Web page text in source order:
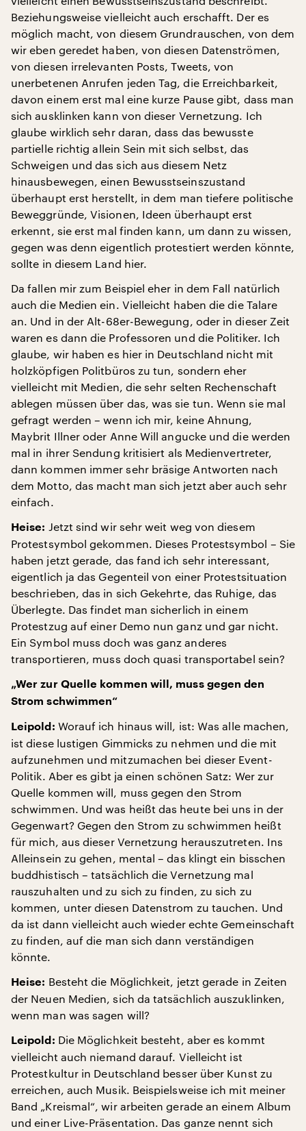
Beziehungsweise vielleicht auch erschafft. Der es
möglich macht, von diesem Grundrauschen, von dem
wir eben geredet haben, von diesen Datenströmen,
von diesen irrelevanten Posts, Tweets, von
unerbetenen Anrufen jeden Tag, die Erreichbarkeit,
davon einem erst mal eine kurze Pause gibt, dass man
sich ausklinken kann von dieser Vernetzung. Ich
glaube wirklich sehr daran, dass das bewusste
partielle richtig allein Sein mit sich selbst, das
Schweigen und das sich aus diesem Netz
hinausbewegen, einen Bewusstseinszustand
überhaupt erst herstellt, in dem man tiefere politische
Beweggründe, Visionen, Ideen überhaupt erst
erkennt, sie erst mal finden kann, um dann zu wissen,
gegen was denn eigentlich protestiert werden könnte,
sollte in diesem Land hier.
Da fallen mir zum Beispiel eher in dem Fall natürlich
auch die Medien ein. Vielleicht haben die die Talare
an. Und in der Alt-68er-Bewegung, oder in dieser Zeit
waren es dann die Professoren und die Politiker. Ich
glaube, wir haben es hier in Deutschland nicht mit
holzköpfigen Politbüros zu tun, sondern eher
vielleicht mit Medien, die sehr selten Rechenschaft
ablegen müssen über das, was sie tun. Wenn sie mal
gefragt werden – wenn ich mir, keine Ahnung,
Maybrit Illner oder Anne Will angucke und die werden
mal in ihrer Sendung kritisiert als Medienvertreter,
dann kommen immer sehr bräsige Antworten nach
dem Motto, das macht man sich jetzt aber auch sehr
einfach.
Heise: Jetzt sind wir sehr weit weg von diesem
Protestsymbol gekommen. Dieses Protestsymbol – Sie
haben jetzt gerade, das fand ich sehr interessant,
eigentlich ja das Gegenteil von einer Protestsituation
beschrieben, das in sich Gekehrte, das Ruhige, das
Überlegte. Das findet man sicherlich in einem
Protestzug auf einer Demo nun ganz und gar nicht.
Ein Symbol muss doch was ganz anderes
transportieren, muss doch quasi transportabel sein?
„Wer zur Quelle kommen will, muss gegen den
Strom schwimmen“
Leipold: Worauf ich hinaus will, ist: Was alle machen,
ist diese lustigen Gimmicks zu nehmen und die mit
aufzunehmen und mitzumachen bei dieser Event-
Politik. Aber es gibt ja einen schönen Satz: Wer zur
Quelle kommen will, muss gegen den Strom
schwimmen. Und was heißt das heute bei uns in der
Gegenwart? Gegen den Strom zu schwimmen heißt
für mich, aus dieser Vernetzung herauszutreten. Ins
Alleinsein zu gehen, mental – das klingt ein bisschen
buddhistisch – tatsächlich die Vernetzung mal
rauszuhalten und zu sich zu finden, zu sich zu
kommen, unter diesen Datenstrom zu tauchen. Und
da ist dann vielleicht auch wieder echte Gemeinschaft
zu finden, auf die man sich dann verständigen
könnte.
Heise: Besteht die Möglichkeit, jetzt gerade in Zeiten
der Neuen Medien, sich da tatsächlich auszuklinken,
wenn man was sagen will?
Leipold: Die Möglichkeit besteht, aber es kommt
vielleicht auch niemand darauf. Vielleicht ist
Protestkultur in Deutschland besser über Kunst zu
erreichen, auch Musik. Beispielsweise ich mit meiner
Band „Kreismal“, wir arbeiten gerade an einem Album
und einer Live-Präsentation. Das ganze nennt sich